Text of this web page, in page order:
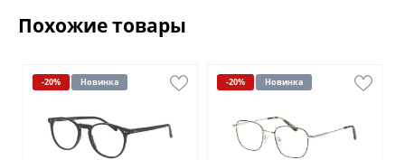
Похожие товары
-20% Новинка -20% Новинка